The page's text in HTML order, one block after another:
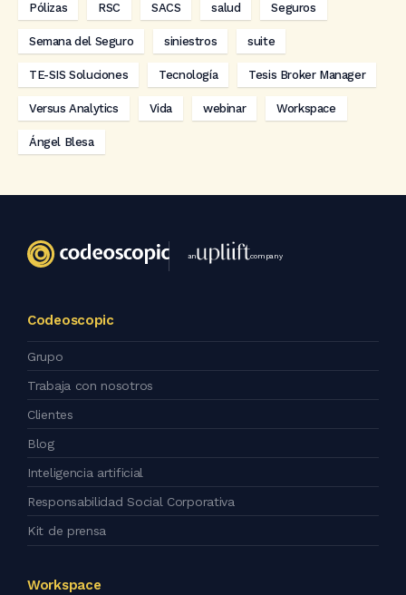
Pólizas RSC SACS salud Seguros
Semana del Seguro siniestros suite
TE-SIS Soluciones Tecnología Tesis Broker Manager
Versus Analytics Vida webinar Workspace
Ángel Blesa
an company
Codeoscopic
Grupo
Trabaja con nosotros
Clientes
Blog
Inteligencia artificial
Responsabilidad Social Corporativa
Kit de prensa
Workspace